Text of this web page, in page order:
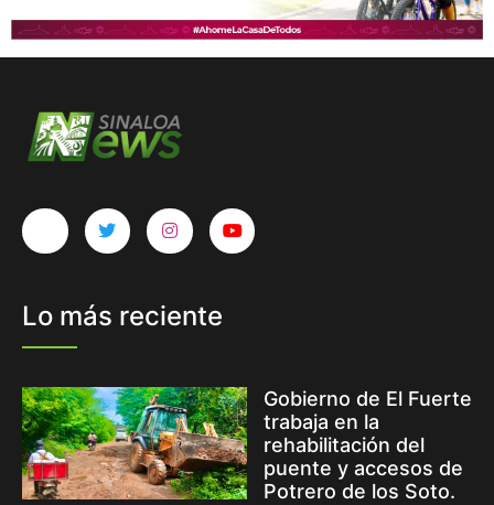
Lo más reciente
Gobierno de El Fuerte
trabaja en la
rehabilitación del
puente y accesos de
Potrero de los Soto.